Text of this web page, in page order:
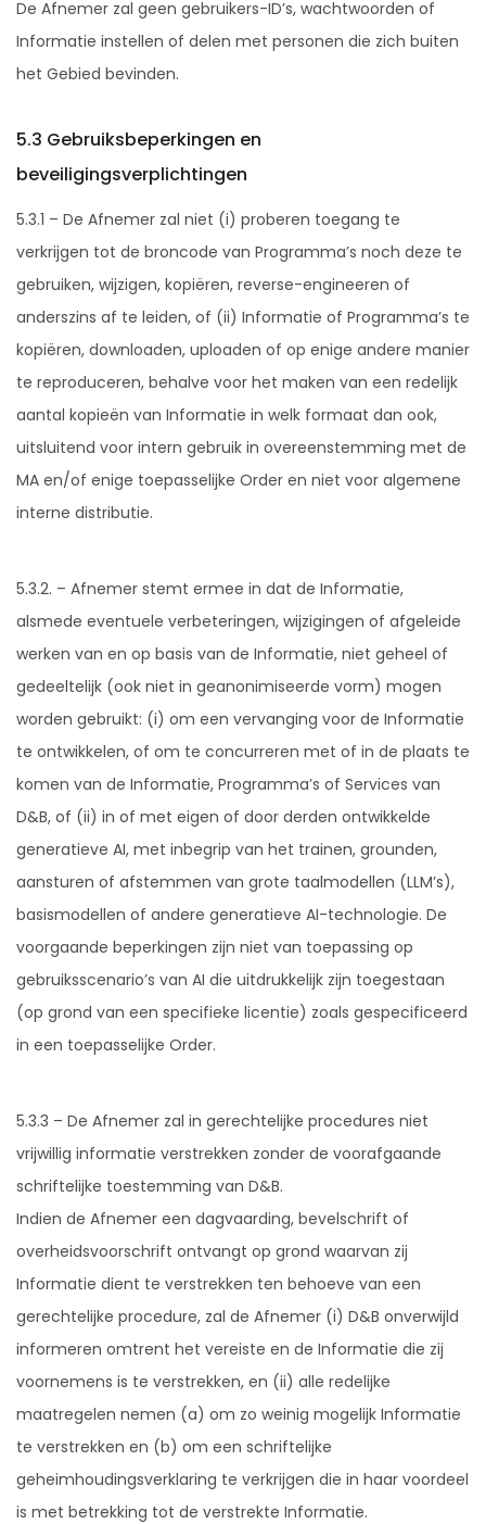
De Afnemer zal geen gebruikers-ID’s, wachtwoorden of
Informatie instellen of delen met personen die zich buiten
het Gebied bevinden.
5.3 Gebruiksbeperkingen en
beveiligingsverplichtingen
5.3.1 – De Afnemer zal niet (i) proberen toegang te
verkrijgen tot de broncode van Programma’s noch deze te
gebruiken, wijzigen, kopiëren, reverse-engineeren of
anderszins af te leiden, of (ii) Informatie of Programma’s te
kopiëren, downloaden, uploaden of op enige andere manier
te reproduceren, behalve voor het maken van een redelijk
aantal kopieën van Informatie in welk formaat dan ook,
uitsluitend voor intern gebruik in overeenstemming met de
MA en/of enige toepasselijke Order en niet voor algemene
interne distributie.
5.3.2. – Afnemer stemt ermee in dat de Informatie,
alsmede eventuele verbeteringen, wijzigingen of afgeleide
werken van en op basis van de Informatie, niet geheel of
gedeeltelijk (ook niet in geanonimiseerde vorm) mogen
worden gebruikt: (i) om een vervanging voor de Informatie
te ontwikkelen, of om te concurreren met of in de plaats te
komen van de Informatie, Programma’s of Services van
D&B, of (ii) in of met eigen of door derden ontwikkelde
generatieve AI, met inbegrip van het trainen, grounden,
aansturen of afstemmen van grote taalmodellen (LLM’s),
basismodellen of andere generatieve AI-technologie. De
voorgaande beperkingen zijn niet van toepassing op
gebruiksscenario’s van AI die uitdrukkelijk zijn toegestaan
(op grond van een specifieke licentie) zoals gespecificeerd
in een toepasselijke Order.
5.3.3 – De Afnemer zal in gerechtelijke procedures niet
vrijwillig informatie verstrekken zonder de voorafgaande
schriftelijke toestemming van D&B.
Indien de Afnemer een dagvaarding, bevelschrift of
overheidsvoorschrift ontvangt op grond waarvan zij
Informatie dient te verstrekken ten behoeve van een
gerechtelijke procedure, zal de Afnemer (i) D&B onverwijld
informeren omtrent het vereiste en de Informatie die zij
voornemens is te verstrekken, en (ii) alle redelijke
maatregelen nemen (a) om zo weinig mogelijk Informatie
te verstrekken en (b) om een schriftelijke
geheimhoudingsverklaring te verkrijgen die in haar voordeel
is met betrekking tot de verstrekte Informatie.